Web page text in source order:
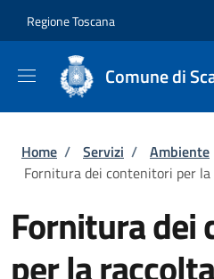
Regione Toscana
Comune di
Briciole di pane
Home / Servizi / Ambiente
Fornitura dei contenitori per
Fornitura dei